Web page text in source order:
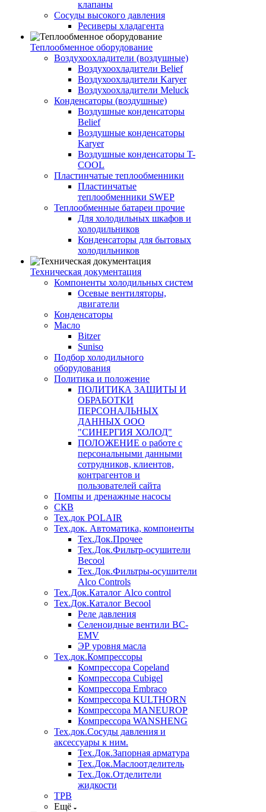
клапаны
Сосуды высокого давления
Ресиверы хладагента
Теплообменное оборудование
Воздухоохладители (воздушные)
Воздухоохладители Belief
Воздухоохладители Karyer
Воздухоохладители Meluck
Конденсаторы (воздушные)
Воздушные конденсаторы
Belief
Воздушные конденсаторы
Karyer
Воздушные конденсаторы T-
COOL
Пластинчатые теплообменники
Пластинчатые
теплообменники SWEP
Теплообменные батареи прочие
Для холодильных шкафов и
холодильников
Конденсаторы для бытовых
холодильников
Техническая документация
Компоненты холодильных систем
Осевые вентиляторы,
двигатели
Конденсаторы
Масло
Bitzer
Suniso
Подбор холодильного
оборудования
Политика и положение
ПОЛИТИКА ЗАЩИТЫ И
ОБРАБОТКИ
ПЕРСОНАЛЬНЫХ
ДАННЫХ ООО
"СИНЕРГИЯ ХОЛОД"
ПОЛОЖЕНИЕ о работе с
персональными данными
сотрудников, клиентов,
контрагентов и
пользователей сайта
Помпы и дренажные насосы
СКВ
Тех.док POLAIR
Тех.док. Автоматика, компоненты
Тех.Док.Прочее
Тех.Док.Фильтр-осушители
Becool
Тех.Док.Фильтры-осушители
Alco Controls
Тех.Док.Каталог Alco control
Тех.Док.Каталог Becool
Реле давления
Селеноидные вентили BC-
EMV
ЭР уровня масла
Тех.док.Компрессоры
Компрессора Copeland
Компрессора Cubigel
Компрессора Embraco
Компрессора KULTHORN
Компрессора MANEUROP
Компрессора WANSHENG
Тех.док.Сосуды давления и
аксессуары к ним.
Тех.Док.Запорная арматура
Тех.Док.Маслоотделитель
Тех.Док.Отделители
жидкости
ТРВ
Ещё